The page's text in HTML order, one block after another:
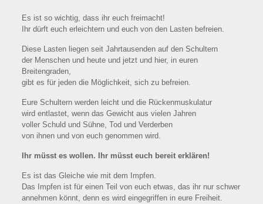
Es ist so wichtig, dass ihr euch freimacht!
Ihr dürft euch erleichtern und euch von den Lasten befreien.
Diese Lasten liegen seit Jahrtausenden auf den Schultern
der Menschen und heute und jetzt und hier, in euren
Breitengraden,
gibt es für jeden die Möglichkeit, sich zu befreien.
Eure Schultern werden leicht und die Rückenmuskulatur
wird entlastet, wenn das Gewicht aus vielen Jahren
voller Schuld und Sühne, Tod und Verderben
von ihnen und von euch genommen wird.
Ihr müsst es wollen. Ihr müsst euch bereit erklären!
Es ist das Gleiche wie mit dem Impfen.
Das Impfen ist für einen Teil von euch etwas, das ihr nur schwer
annehmen könnt, denn es wird eingegriffen in eure Freiheit.